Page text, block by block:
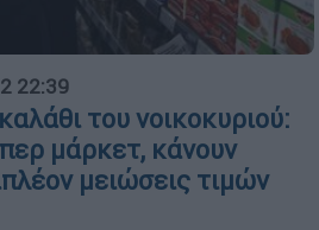
22:39
του νοικοκυριού:
μάρκετ, κάνουν
μειώσεις τιμών